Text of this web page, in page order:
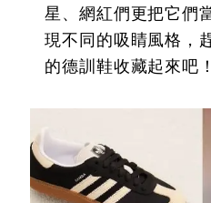
星、網紅們更把它們
現不同的吸睛風格，
的德訓鞋收藏起來吧！